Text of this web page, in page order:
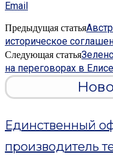
Email
Предыдущая статья
историческое
Следующая статья
на переговорах в
Единственный
производитель